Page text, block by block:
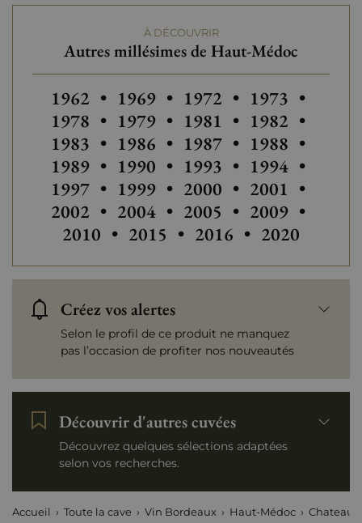
À DÉCOUVRIR
Autres millésimes de Haut-Médoc
Autres millésimes de Haut-Médoc
1962 • Autres millésimes de Haut-
1969 • Autres millésimes de
1972 • 1973 •
1978 • 1979 • 1981 • 1982 •
1983 • Autres millésimes de Haut-
1986 • Autres millésimes de
1987 • 1988 •
1989 • 1990 • Autres millésimes de
1993 • 1994 •
1997 • 1999 • Autres millésimes de
2000 • Autres
2001 •
2002 • Autres millésimes de Haut-
2004 • Autres millésimes de
2005 • Autres
2009 •
2010 • 2015 • Autres millésimes de
2016 • Autres
2020
Créez vos alertes
Selon le profil de ce produit ne manquez
pas l’occasion de profiter nos nouveautés
Découvrir d'autres cuvées
Découvrez quelques sélections adaptées
selon vos recherches.
Accueil Toute la cave Vin Bordeaux Haut-Médoc Chateau